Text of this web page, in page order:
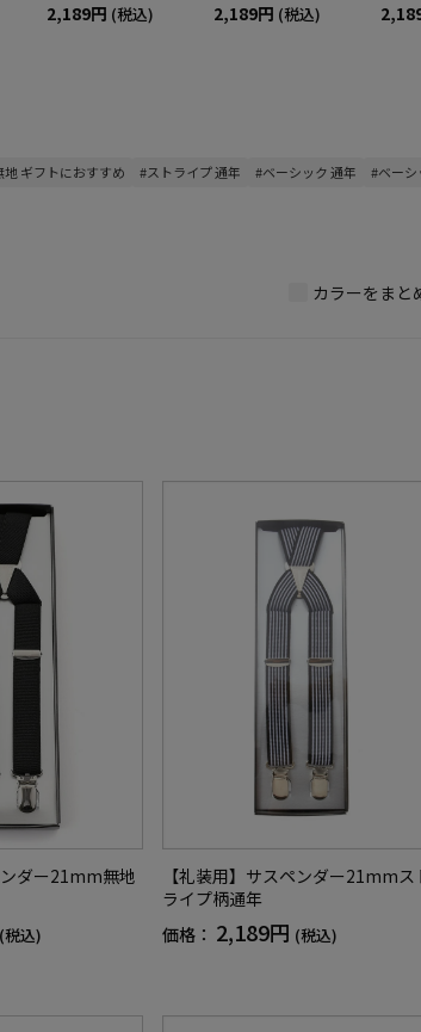
2,189円 (税込) 2,189円 (税込)
地 ギフトにおすすめ #ストライプ 通年 #ベーシック 通年 #ベーシ
カラーをまと
ンダー21mm無地
(税込)
【礼装用】サスペンダー21mmス
ライプ柄通年
価格： 2,189円 (税込)